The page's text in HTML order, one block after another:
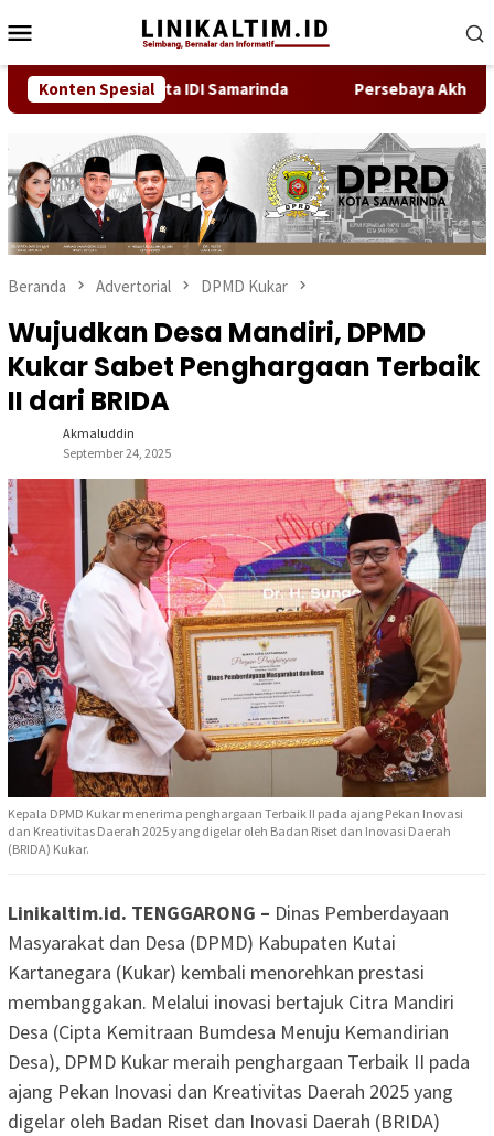
ke
kontenMobile
Konten Spesial
Bukan Anggota IDI Samarinda Persebaya Akhiri
Beranda Advertorial DPMD Kukar
Wujudkan Desa Mandiri, DPMD
Kukar Sabet Penghargaan Terbaik
II dari BRIDA
Akmaluddin
September 24, 2025
Kepala DPMD Kukar menerima penghargaan Terbaik II pada ajang Pekan Inovasi
dan Kreativitas Daerah 2025 yang digelar oleh Badan Riset dan Inovasi Daerah
(BRIDA) Kukar.
Linikaltim.id. TENGGARONG – Dinas Pemberdayaan
Masyarakat dan Desa (DPMD) Kabupaten Kutai
Kartanegara (Kukar) kembali menorehkan prestasi
membanggakan. Melalui inovasi bertajuk Citra Mandiri
Desa (Cipta Kemitraan Bumdesa Menuju Kemandirian
Desa), DPMD Kukar meraih penghargaan Terbaik II pada
ajang Pekan Inovasi dan Kreativitas Daerah 2025 yang
digelar oleh Badan Riset dan Inovasi Daerah (BRIDA)